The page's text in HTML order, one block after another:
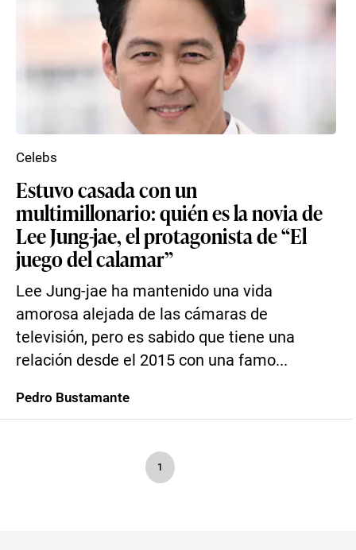
Estuvo casada con un
multimillonario: quién es la novia de
Lee Jung-jae, el protagonista de “El
juego del calamar”
Lee Jung-jae ha mantenido una vida
amorosa alejada de las cámaras de
televisión, pero es sabido que tiene una
relación desde el 2015 con una famo...
Celebs
Pedro Bustamante
1